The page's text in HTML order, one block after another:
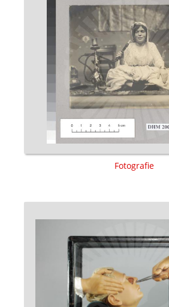
Fotografie